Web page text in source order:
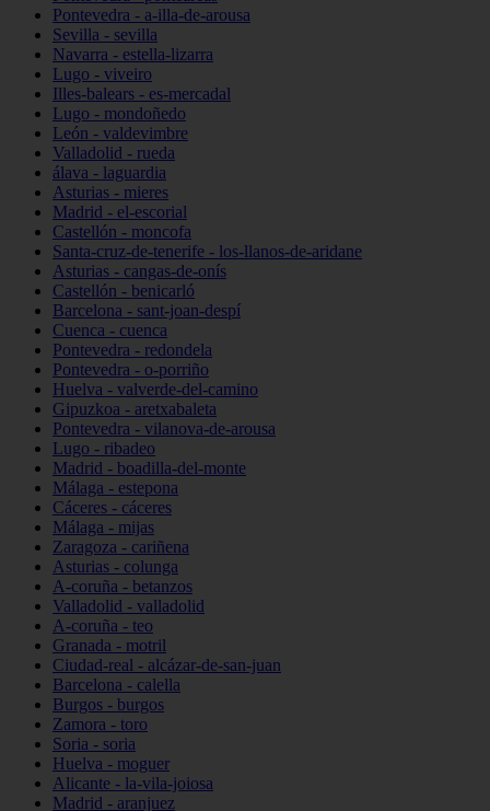
Pontevedra - a-illa-de-arousa
Sevilla - sevilla
Navarra - estella-lizarra
Lugo - viveiro
Illes-balears - es-mercadal
Lugo - mondoñedo
León - valdevimbre
Valladolid - rueda
álava - laguardia
Asturias - mieres
Madrid - el-escorial
Castellón - moncofa
Santa-cruz-de-tenerife - los-llanos-de-aridane
Asturias - cangas-de-onís
Castellón - benicarló
Barcelona - sant-joan-despí
Cuenca - cuenca
Pontevedra - redondela
Pontevedra - o-porriño
Huelva - valverde-del-camino
Gipuzkoa - aretxabaleta
Pontevedra - vilanova-de-arousa
Lugo - ribadeo
Madrid - boadilla-del-monte
Málaga - estepona
Cáceres - cáceres
Málaga - mijas
Zaragoza - cariñena
Asturias - colunga
A-coruña - betanzos
Valladolid - valladolid
A-coruña - teo
Granada - motril
Ciudad-real - alcázar-de-san-juan
Barcelona - calella
Burgos - burgos
Zamora - toro
Soria - soria
Huelva - moguer
Alicante - la-vila-joiosa
Madrid - aranjuez